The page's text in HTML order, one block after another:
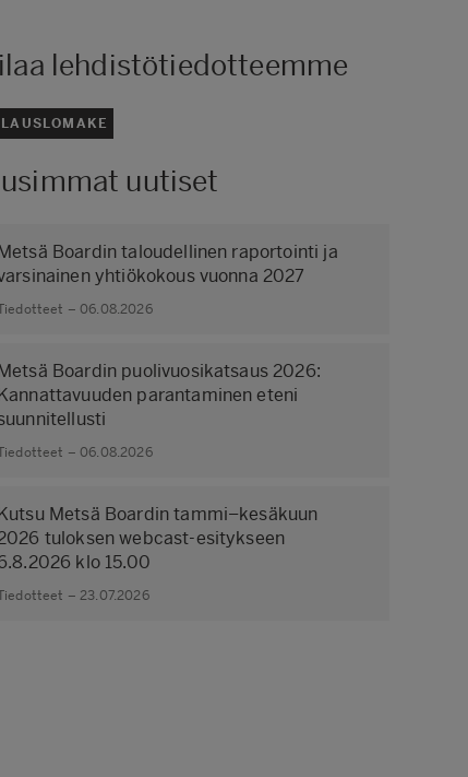
lehdistötiedotteemme
uutiset
Boardin taloudellinen raportointi ja
yhtiökokous vuonna 2027
– 06.08.2026
Boardin puolivuosikatsaus 2026:
parantaminen eteni
– 06.08.2026
Metsä Boardin tammi–kesäkuun
tuloksen webcast-esitykseen
klo 15.00
– 23.07.2026